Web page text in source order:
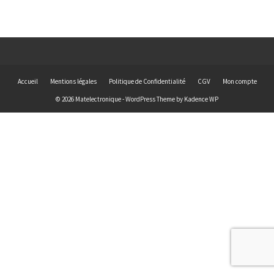
Accueil Mentions légales Politique de Confidentialité CGV Mon compte
© 2026 Matelectronique - WordPress Theme by Kadence WP